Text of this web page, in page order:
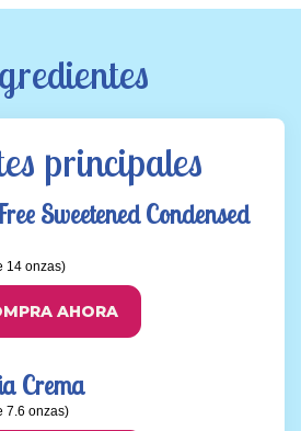
principales
Sweetened Condensed
14 onzas)
AHORA
Crema
7.6 onzas)